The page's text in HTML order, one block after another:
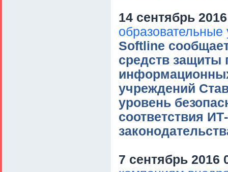
14 сентябрь
Softline
средств защиты
учреждений
уровень
соответствия
7 сентябрь 2016